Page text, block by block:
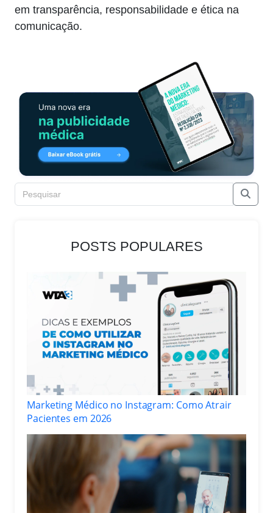
em transparência, responsabilidade e ética na
comunicação.
POSTS POPULARES
Marketing Médico no Instagram: Como Atrair
Pacientes em 2026